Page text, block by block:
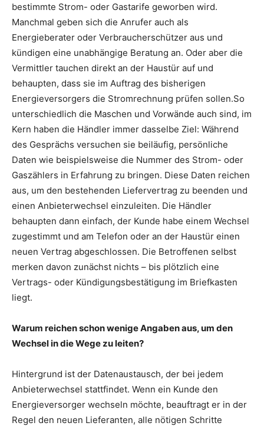
bestimmte Strom- oder Gastarife geworben wird.
Manchmal geben sich die Anrufer auch als
Energieberater oder Verbraucherschützer aus und
kündigen eine unabhängige Beratung an. Oder aber die
Vermittler tauchen direkt an der Haustür auf und
behaupten, dass sie im Auftrag des bisherigen
Energieversorgers die Stromrechnung prüfen sollen.So
unterschiedlich die Maschen und Vorwände auch sind, im
Kern haben die Händler immer dasselbe Ziel: Während
des Gesprächs versuchen sie beiläufig, persönliche
Daten wie beispielsweise die Nummer des Strom- oder
Gaszählers in Erfahrung zu bringen. Diese Daten reichen
aus, um den bestehenden Liefervertrag zu beenden und
einen Anbieterwechsel einzuleiten. Die Händler
behaupten dann einfach, der Kunde habe einem Wechsel
zugestimmt und am Telefon oder an der Haustür einen
neuen Vertrag abgeschlossen. Die Betroffenen selbst
merken davon zunächst nichts – bis plötzlich eine
Vertrags- oder Kündigungsbestätigung im Briefkasten
liegt.
Warum reichen schon wenige Angaben aus, um den
Wechsel in die Wege zu leiten?
Hintergrund ist der Datenaustausch, der bei jedem
Anbieterwechsel stattfindet. Wenn ein Kunde den
Energieversorger wechseln möchte, beauftragt er in der
Regel den neuen Lieferanten, alle nötigen Schritte